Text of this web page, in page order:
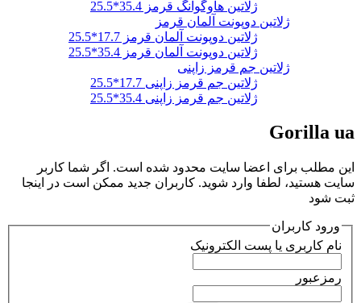
ژلاتین هاوگوانگ قرمز 35.4*25.5
ژلاتین دوپونت آلمان قرمز
ژلاتین دوپونت آلمان قرمز 17.7*25.5
ژلاتین دوپونت آلمان قرمز 35.4*25.5
ژلاتین جم قرمز زاپنی
ژلاتین جم قرمز زاپنی 17.7*25.5
ژلاتین جم قرمز زاپنی 35.4*25.5
Gorilla ua
این مطلب برای اعضا سایت محدود شده است. اگر شما کاربر
سایت هستید، لطفا وارد شوید. کاربران جدید ممکن است در اینجا
ثبت شود
ورود کاربران
نام کاربری یا پست الکترونیک
رمزعبور